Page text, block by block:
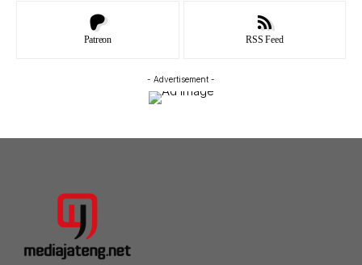
Patreon RSS Feed
- Advertisement -